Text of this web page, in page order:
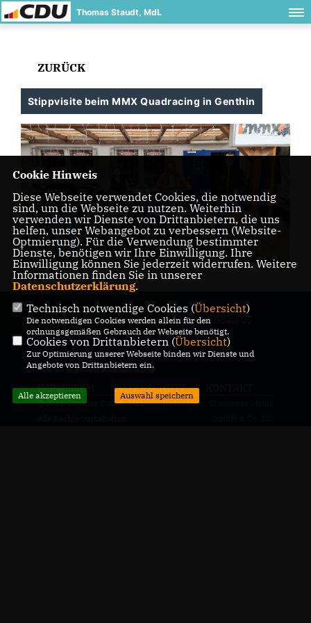
Thomas Staudt, MdL
ZURÜCK
Stippvisite beim MMX Quadracing in Genthin
CDU-Landtagabgeordneter für den Wahlkreis 05
Genthin
IMPRESSUM DATENSCHUTZ
@2026 Thomas Staudt, MdL
Realisation: Sharkness Media
Cookie Hinweis
Diese Webseite verwendet Cookies, die notwendig
sind, um die Webseite zu nutzen. Weiterhin
verwenden wir Dienste von Drittanbietern, die uns
helfen, unser Webangebot zu verbessern (Website-
Optmierung). Für die Verwendung bestimmter
Dienste, benötigen wir Ihre Einwilligung. Ihre
Einwilligung können Sie jederzeit widerrufen. Weitere
Informationen finden Sie in unserer
Datenschutzerklärung.
Technisch notwendige Cookies (Übersicht)
Die notwendigen Cookies werden allein für den
ordnungsgemäßen Gebrauch der Webseite benötigt.
Cookies von Drittanbietern (Übersicht)
Zur Optimierung unserer Webseite binden wir Dienste und
Angebote von Drittanbietern ein.
Alle akzeptieren Auswahl speichern